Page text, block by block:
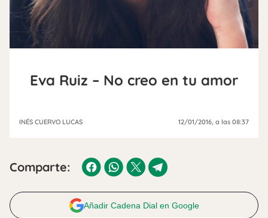
Eva Ruiz – No creo en tu amor
INÉS CUERVO LUCAS 12/01/2016 , a las 08:37
Comparte:
Añadir Cadena Dial en Google